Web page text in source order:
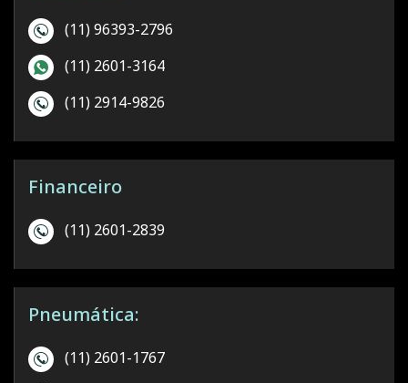
(11) 96393-2796
(11) 2601-3164
(11) 2914-9826
Financeiro
(11) 2601-2839
Pneumática:
(11) 2601-1767